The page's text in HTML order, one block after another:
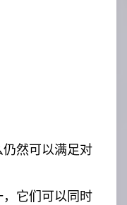
然可以满足对
它们可以同时